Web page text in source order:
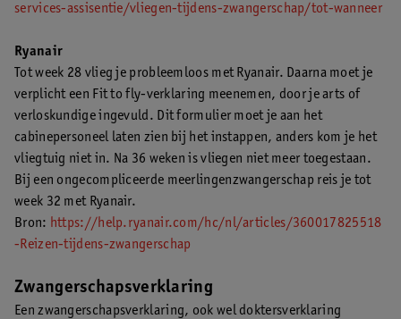
services-assisentie/vliegen-tijdens-zwangerschap/tot-wanneer
Ryanair
Tot week 28 vlieg je probleemloos met Ryanair. Daarna moet je
verplicht een Fit to fly-verklaring meenemen, door je arts of
verloskundige ingevuld. Dit formulier moet je aan het
cabinepersoneel laten zien bij het instappen, anders kom je het
vliegtuig niet in. Na 36 weken is vliegen niet meer toegestaan.
Bij een ongecompliceerde meerlingenzwangerschap reis je tot
week 32 met Ryanair.
Bron: https://help.ryanair.com/hc/nl/articles/360017825518
-Reizen-tijdens-zwangerschap
Zwangerschapsverklaring
Een zwangerschapsverklaring, ook wel doktersverklaring